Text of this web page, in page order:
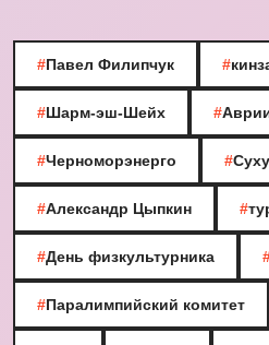
#Павел Филипчук #
#Шарм-эш-Шейх #
#Черноморэнерго #
#Александр Цыпкин #
#День физкультурника
#Паралимпийский комитет